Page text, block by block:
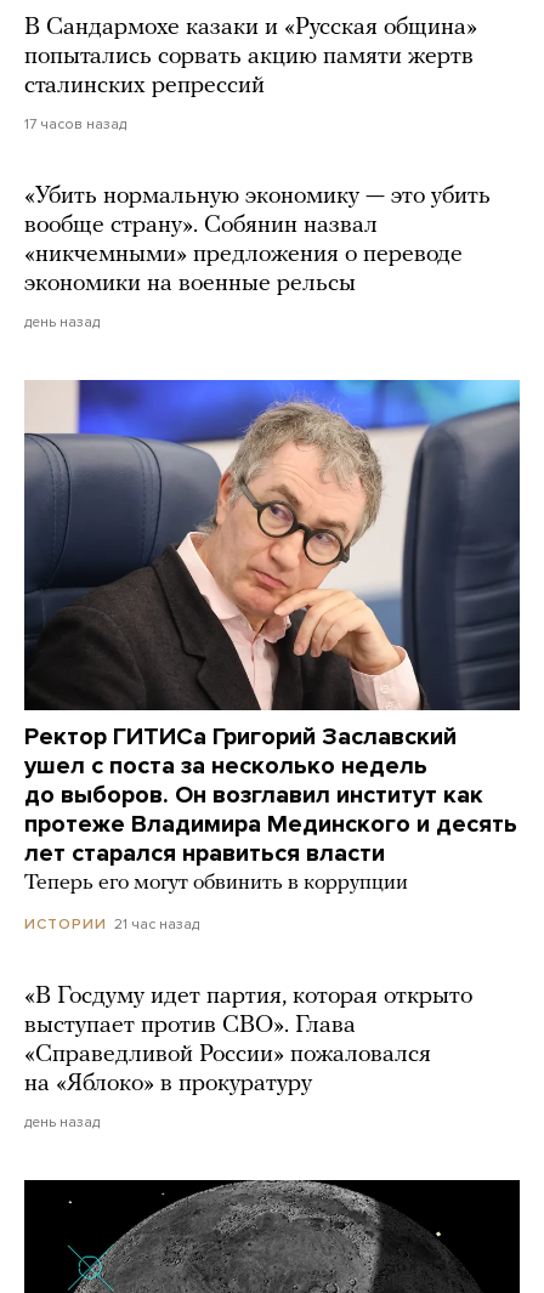
В Сандармохе казаки и «Русская община»
попытались сорвать акцию памяти жертв
сталинских репрессий
17 часов назад
«Убить нормальную экономику — это убить
вообще страну». Собянин назвал
«никчемными» предложения о переводе
экономики на военные рельсы
день назад
Ректор ГИТИСа Григорий Заславский
ушел с поста за несколько недель
до выборов. Он возглавил институт как
протеже Владимира Мединского и десять
лет старался нравиться власти
Теперь его могут обвинить в коррупции
ИСТОРИИ 21 час назад
«В Госдуму идет партия, которая открыто
выступает против СВО». Глава
«Справедливой России» пожаловался
на «Яблоко» в прокуратуру
день назад